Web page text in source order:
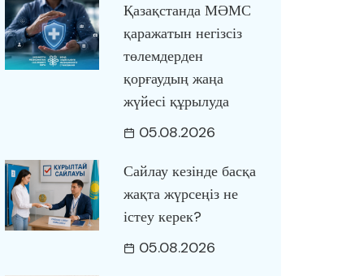
Қазақстанда МӘМС
қаражатын негізсіз
төлемдерден
қорғаудың жаңа
жүйесі құрылуда
05.08.2026
Сайлау кезінде басқа
жақта жүрсеңіз не
істеу керек?
05.08.2026